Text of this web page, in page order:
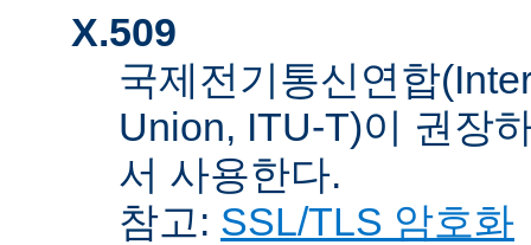
X.509
국제전기통신연합
Union, ITU-T)이 권장
서 사용한다.
참고: SSL/TLS 암호화